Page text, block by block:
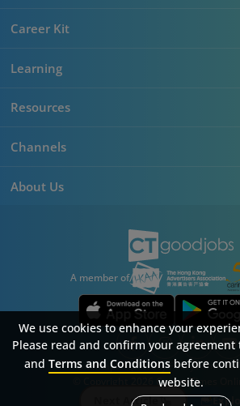
Next Article
Career Kit
Learning
Resources
Channels
About Us
A member of
© Copyright 2026 Career Times
All rights reserved.
SitemapFAQPrivacy PolicyTerms &
We use cookies to enhance your
Please read and confirm your agreement
and Terms and Conditionsbefore
website.